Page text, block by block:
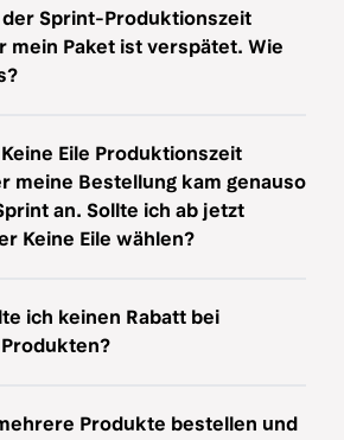
der Sprint-Produktionszeit
mein Paket ist verspätet. Wie
Eile Produktionszeit
meine Bestellung kam genauso
an. Sollte ich ab jetzt
Keine Eile wählen?
ich keinen Rabatt bei
Produkte bestellen und